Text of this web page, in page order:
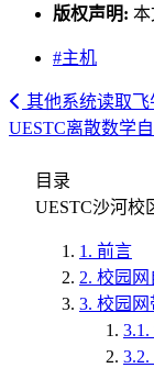
版权声明: 本
#主机
其他系统读取飞
UESTC离散数学
目录
UESTC沙河校
1. 前言
2. 校园网
3. 校园网
3.1.
3.2.